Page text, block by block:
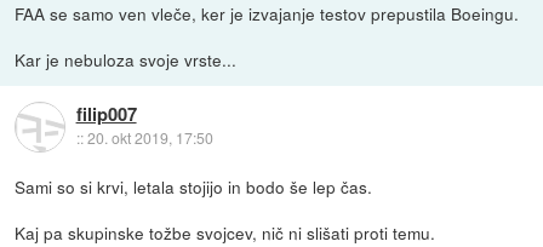
FAA se samo ven vleče, ker je izvajanje testov prepustila Boeingu.
Kar je nebuloza svoje vrste...
filip007
::20. okt 2019, 17:50
Sami so si krvi, letala stojijo in bodo še lep čas.
Kaj pa skupinske tožbe svojcev, nič ni slišati proti temu.